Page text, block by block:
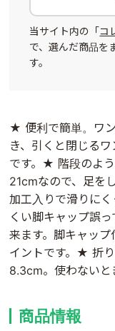
当サイト内の「コ
で、選んだ商品を
す。
★ 便利で簡単。ワ
き、引くと閉じる
です。★ 階段のよ
21cmなので、足を
加工入りで滑りに
くい脚キャップ誤
来ます。脚キャッ
イントです。★ 折
8.3cm。使わないと
商品情報